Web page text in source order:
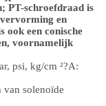
PT-schroefdraad is
en
ook een conische
voornamelijk
psi, kg/cm ²?A:
van solenoïde